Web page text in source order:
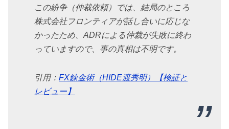
この紛争（仲裁依頼）では、結局のところ
株式会社フロンティアが話し合いに応じな
かったため、ADRによる仲裁が失敗に終わ
っていますので、事の真相は不明です。
引用： FX錬金術（HIDE渡秀明）【検証と
レビュー】